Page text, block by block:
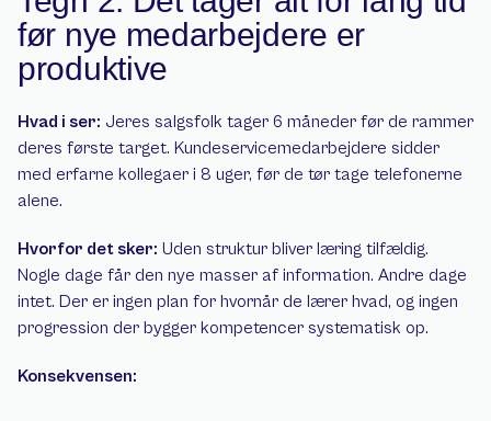
før nye medarbejdere er
produktive
Hvad i ser: Jeres salgsfolk tager 6 måneder før de rammer
deres første target. Kundeservicemedarbejdere sidder
med erfarne kollegaer i 8 uger, før de tør tage telefonerne
alene.
Hvorfor det sker: Uden struktur bliver læring tilfældig.
Nogle dage får den nye masser af information. Andre dage
intet. Der er ingen plan for hvornår de lærer hvad, og ingen
progression der bygger kompetencer systematisk op.
Konsekvensen: